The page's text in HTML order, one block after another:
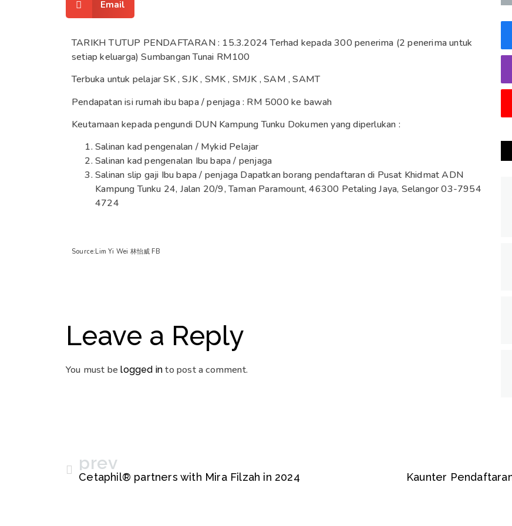
Email
TARIKH TUTUP PENDAFTARAN : 15.3.2024 Terhad kepada 300 penerima (2 penerima untuk
setiap keluarga) Sumbangan Tunai RM100
Terbuka untuk pelajar SK , SJK , SMK , SMJK , SAM , SAMT
Pendapatan isi rumah ibu bapa / penjaga : RM 5000 ke bawah
Keutamaan kepada pengundi DUN Kampung Tunku Dokumen yang diperlukan :
Salinan kad pengenalan / Mykid Pelajar
Salinan kad pengenalan Ibu bapa / penjaga
Salinan slip gaji Ibu bapa / penjaga Dapatkan borang pendaftaran di Pusat Khidmat ADN
Kampung Tunku 24, Jalan 20/9, Taman Paramount, 46300 Petaling Jaya, Selangor 03-7954
4724
Source:Lim Yi Wei 林怡威 FB
Leave a Reply
You must belogged in to post a comment.
prev
Cetaphil® partners with Mira Filzah in 2024